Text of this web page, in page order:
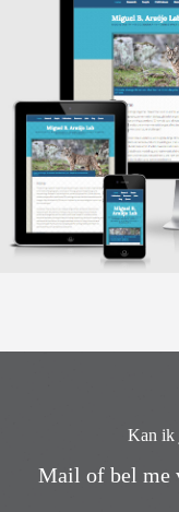
Kan ik
Mail of bel me